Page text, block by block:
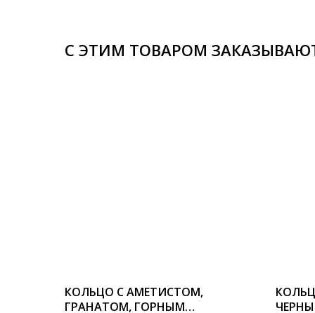
С ЭТИМ ТОВАРОМ
КОЛЬЦО С АМЕТИСТОМ,
ГРАНАТОМ, ГОРНЫМ